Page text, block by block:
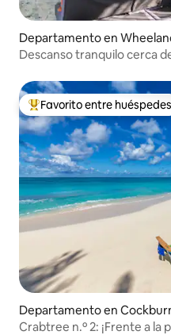
Departamento en
Descanso tranquilo cerca
De los mejores en Favorito
Favorito entre huéspedes
Departamento en
Crabtree n.º 2: ¡Frente a la